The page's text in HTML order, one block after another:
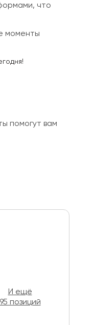
что
моменты
помогут вам
И ещё
95 позиций